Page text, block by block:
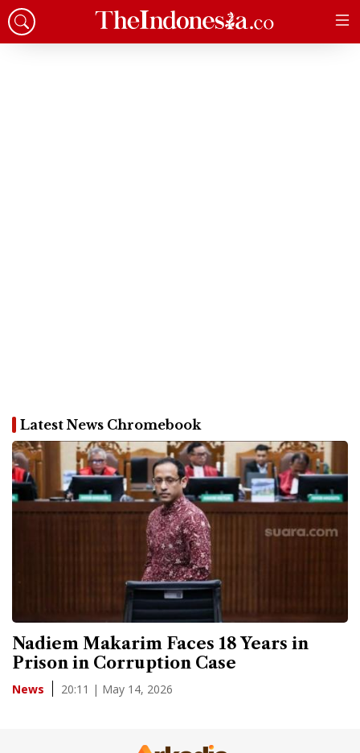
Latest News Chromebook
Nadiem Makarim Faces 18 Years in
Prison in Corruption Case
News 20:11 | May 14, 2026